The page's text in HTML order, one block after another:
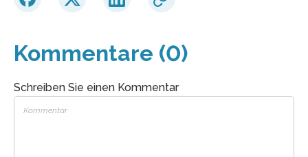
Kommentare (0)
Schreiben Sie einen Kommentar